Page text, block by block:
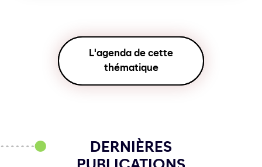
L'agenda de cette
thématique
DERNIÈRES